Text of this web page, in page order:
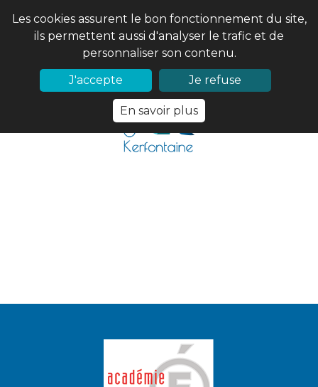
Les cookies assurent le bon fonctionnement du site,
ils permettent aussi d'analyser le trafic et de
personnaliser son contenu.
J'accepte
Je refuse
En savoir plus
02 97 56 61 18